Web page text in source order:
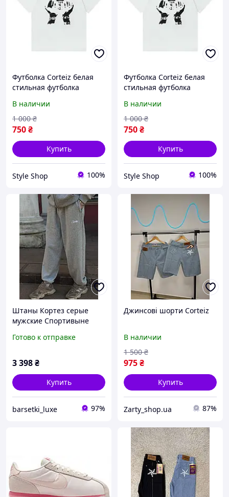
Футболка Corteiz белая
стильная футболка
В наличии
750₴
1 000 ₴
Купить
Style Shop 100%
Футболка Corteiz белая
стильная футболка
В наличии
750₴
1 000 ₴
Купить
Style Shop 100%
Штаны Кортез серые
мужские Спортивыне
Осенние штаны кортез
монжете S-L
Готово к отправке
3 398₴
Купить
barsetki_luxe 97%
Джинсові шорти Corteiz
В наличии
975₴
1 500 ₴
Купить
Zarty_shop.ua 87%